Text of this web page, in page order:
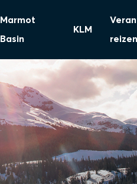
Marmot
Basin
KLM
reizen